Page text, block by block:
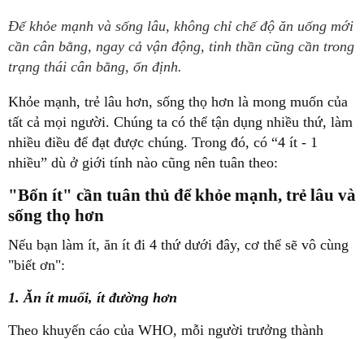
Để khỏe mạnh và sống lâu, không chỉ chế độ ăn uống mới
cần cân bằng, ngay cả vận động, tinh thần cũng cần trong
trạng thái cân bằng, ổn định.
Khỏe mạnh, trẻ lâu hơn, sống thọ hơn là mong muốn của
tất cả mọi người. Chúng ta có thể tận dụng nhiều thứ, làm
nhiều điều để đạt được chúng. Trong đó, có “4 ít - 1
nhiều” dù ở giới tính nào cũng nên tuân theo:
"Bốn ít" cần tuân thủ để khỏe mạnh, trẻ lâu và
sống thọ hơn
Nếu bạn làm ít, ăn ít đi 4 thứ dưới đây, cơ thể sẽ vô cùng
"biết ơn":
1. Ăn ít muối, ít đường hơn
Theo khuyến cáo của WHO, mỗi người trưởng thành